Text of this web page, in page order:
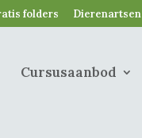
folders Dierenartsen
Cursusaanbod